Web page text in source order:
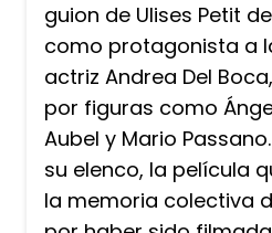
guion de Ulises Petit
como protagonista a
actriz Andrea Del
por figuras como
Aubel y Mario
su elenco, la película
la memoria colectiva